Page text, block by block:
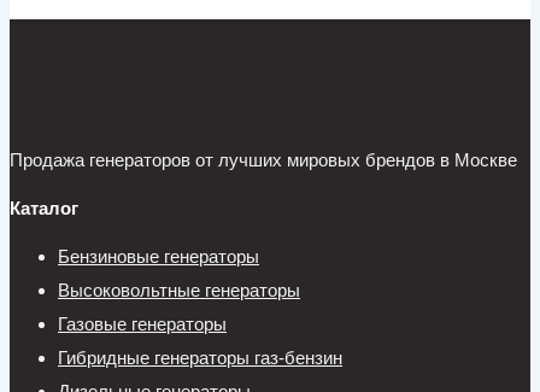
Продажа генераторов от лучших мировых брендов в Москве
Каталог
Бензиновые генераторы
Высоковольтные генераторы
Газовые генераторы
Гибридные генераторы газ-бензин